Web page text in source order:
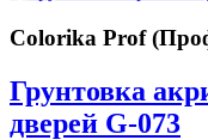
Colorika Prof
Грунтовка
дверей G-073